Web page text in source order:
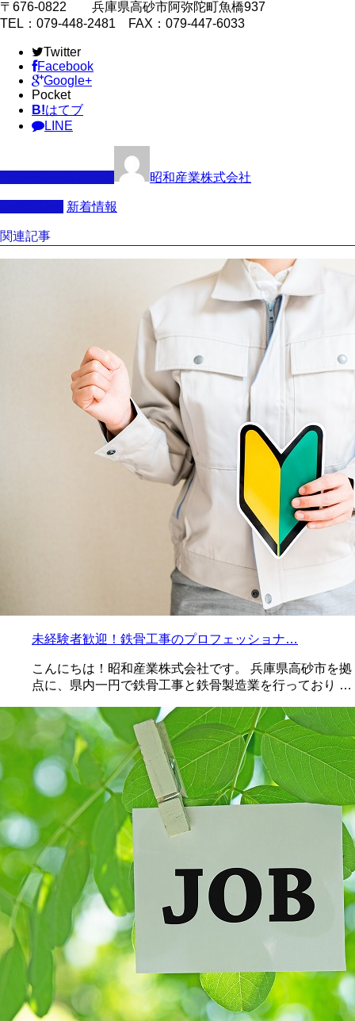
〒676-0822 兵庫県高砂市阿弥陀町魚橋937
TEL：079-448-2481 FAX：079-447-6033
Twitter
Facebook
Google+
Pocket
B!はてブ
LINE
昭和産業株式会社
新着情報
関連記事
未経験者歓迎！鉄骨工事のプロフェッショナ…
こんにちは！昭和産業株式会社です。 兵庫県高砂市を拠
点に、県内一円で鉄骨工事と鉄骨製造業を行っており …